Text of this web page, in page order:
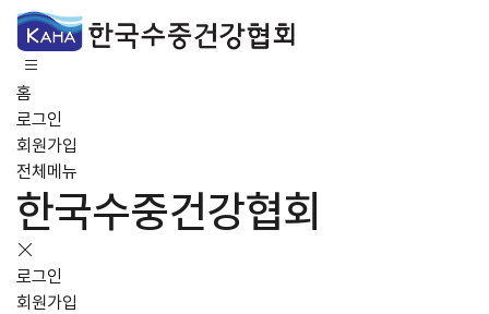
홈
로그인
회원가입
전체메뉴
한국수중건강협회
로그인
회원가입